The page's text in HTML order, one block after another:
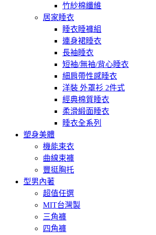
竹紗棉纖維
居家睡衣
睡衣睡褲組
連身裙睡衣
長袖睡衣
短袖/無袖/背心睡衣
細肩帶性感睡衣
洋裝 外罩衫 2件式
經典棉質睡衣
柔滑緞面睡衣
睡衣全系列
塑身美體
機能束衣
曲線束褲
豐挺胸托
型男內著
超值任選
MIT台灣製
三角褲
四角褲